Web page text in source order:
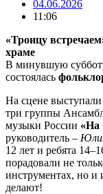
04.06.2026
11:06
«Троицу
храме
В минувшую
состоялась
На сцене выступали
три группы
музыки России «На
руководитель –
12 лет и ребята
порадовали не
инструментах, но и
делают!